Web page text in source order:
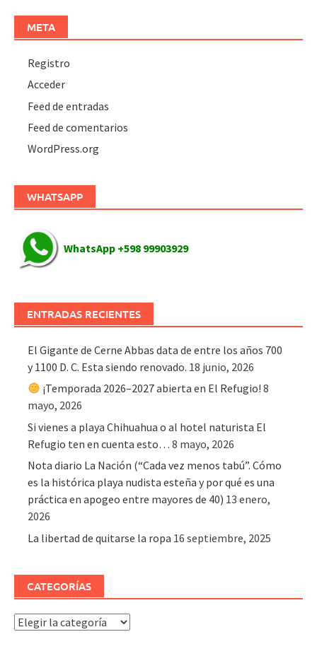
META
Registro
Acceder
Feed de entradas
Feed de comentarios
WordPress.org
WHATSAPP
WhatsApp +598 99903929
ENTRADAS RECIENTES
El Gigante de Cerne Abbas data de entre los años 700
y 1100 D. C. Esta siendo renovado. 18 junio, 2026
¡Temporada 2026–2027 abierta en El Refugio! 8
mayo, 2026
Si vienes a playa Chihuahua o al hotel naturista El
Refugio ten en cuenta esto… 8 mayo, 2026
Nota diario La Nación (“Cada vez menos tabú”. Cómo
es la histórica playa nudista esteña y por qué es una
práctica en apogeo entre mayores de 40) 13 enero,
2026
La libertad de quitarse la ropa 16 septiembre, 2025
CATEGORÍAS
Categorías